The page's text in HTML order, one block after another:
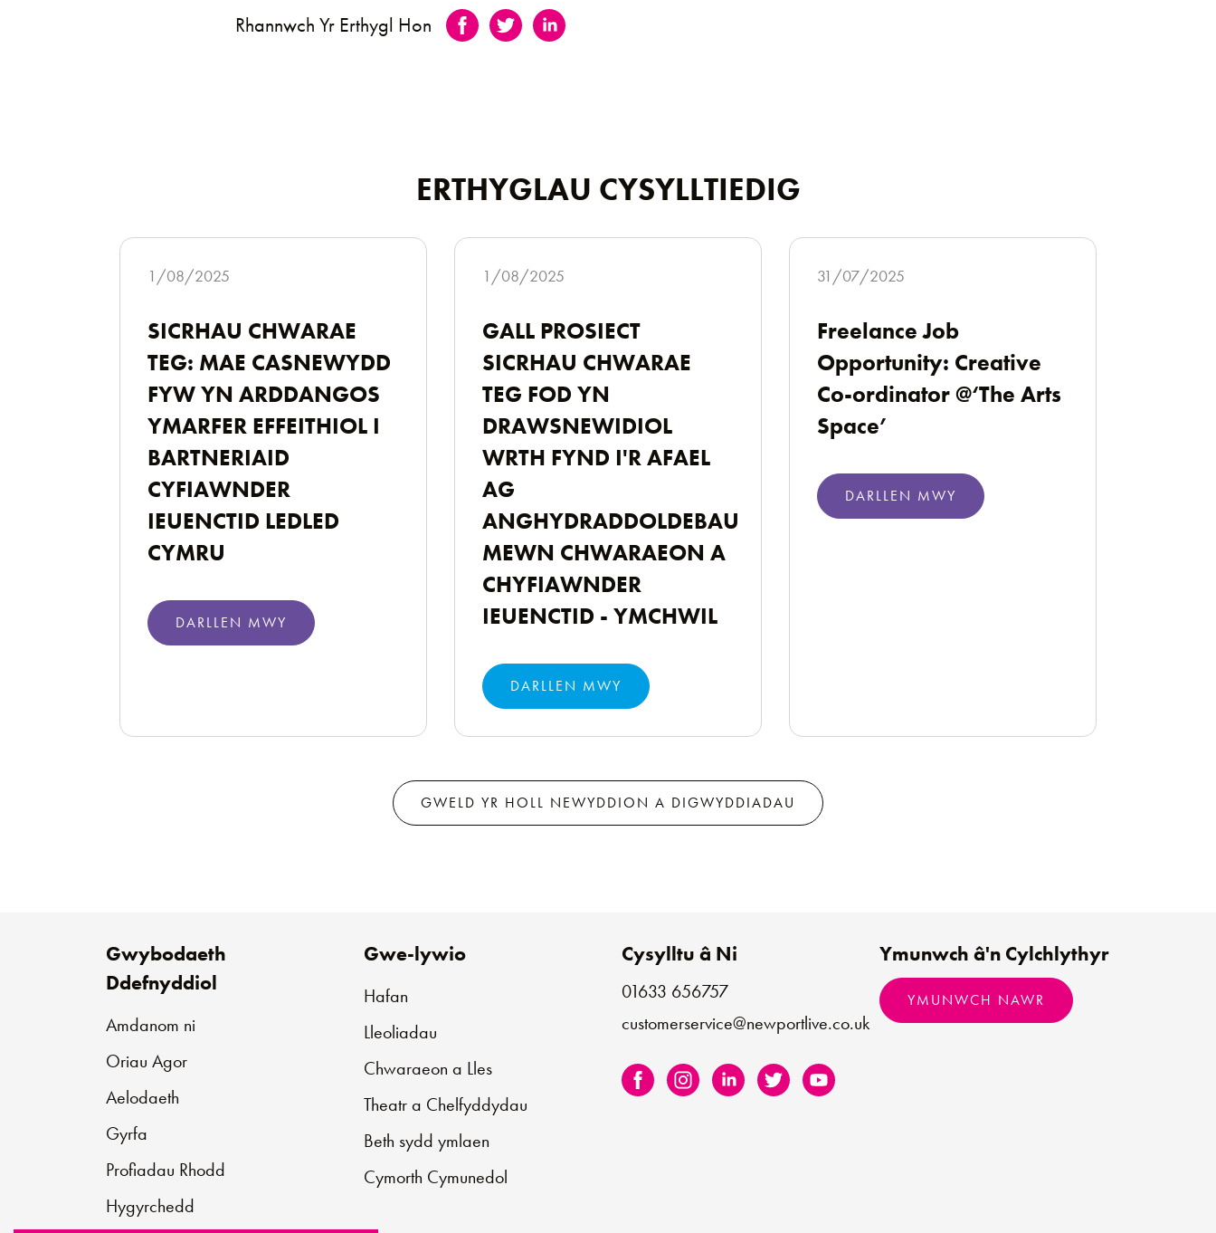
Rhannwch Yr Erthygl Hon
ERTHYGLAU CYSYLLTIEDIG
1/08/2025
SICRHAU CHWARAE
TEG: MAE CASNEWYDD
FYW YN ARDDANGOS
YMARFER EFFEITHIOL I
BARTNERIAID
CYFIAWNDER
IEUENCTID LEDLED
CYMRU
DARLLEN MWY
1/08/2025
GALL PROSIECT
SICRHAU CHWARAE
TEG FOD YN
DRAWSNEWIDIOL
WRTH FYND I'R AFAEL
AG
ANGHYDRADDOLDEBAU
MEWN CHWARAEON A
CHYFIAWNDER
IEUENCTID - YMCHWIL
DARLLEN MWY
31/07/2025
Freelance Job
Opportunity: Creative
Co-ordinator @‘The Arts
Space’
DARLLEN MWY
GWELD YR HOLL NEWYDDION A DIGWYDDIADAU
Gwybodaeth
Ddefnyddiol
Amdanom ni
Oriau Agor
Aelodaeth
Gyrfa
Profiadau Rhodd
Hygyrchedd
Gwe-lywio
Hafan
Lleoliadau
Chwaraeon a Lles
Theatr a Chelfyddydau
Beth sydd ymlaen
Cymorth Cymunedol
Cysylltu â Ni
01633 656757
customerservice@newportlive.co.uk
Ymunwch â'n Cylchlythyr
YMUNWCH NAWR